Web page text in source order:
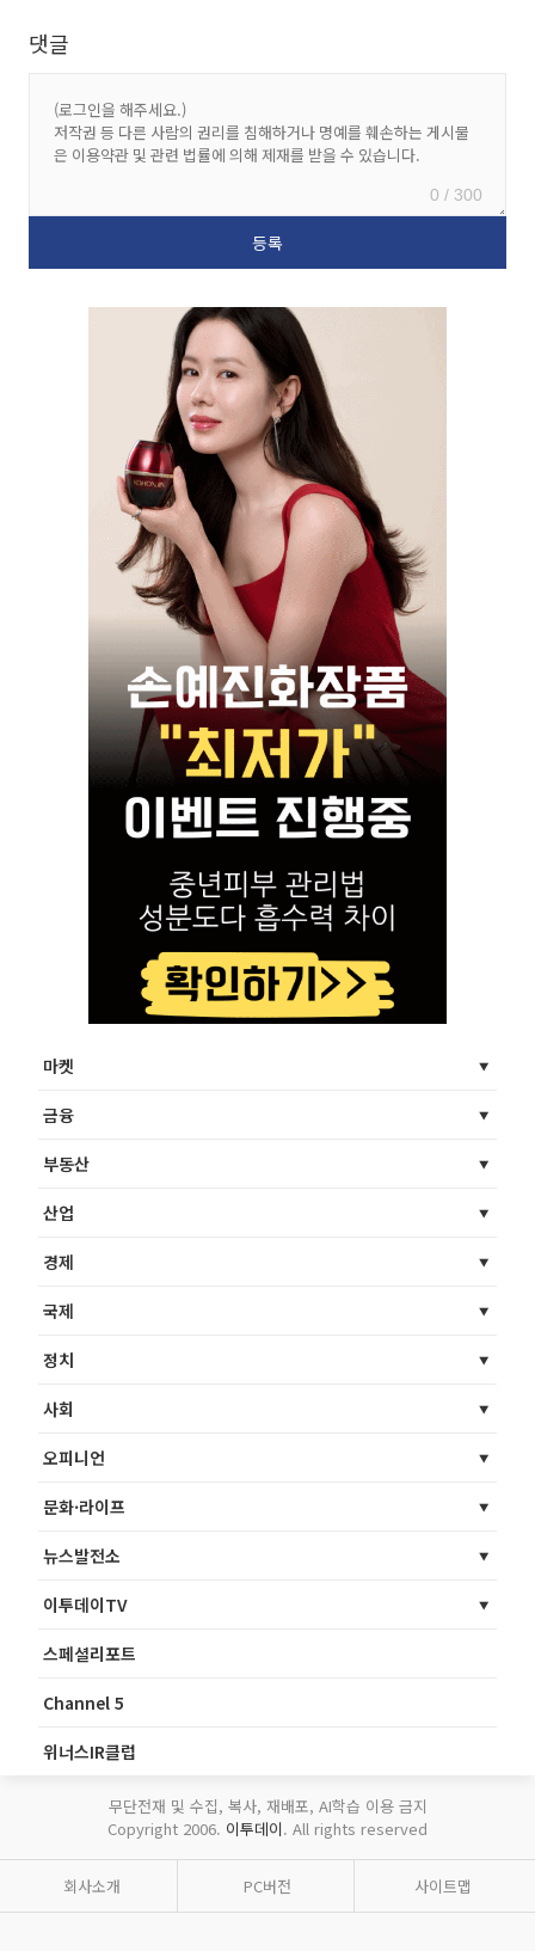
댓글
0 / 300
마켓
금융
부동산
산업
경제
국제
정치
사회
오피니언
문화·라이프
뉴스발전소
이투데이TV
스페셜리포트
Channel 5
위너스IR클럽
무단전재 및 수집, 복사, 재배포, AI학습 이용 금지
Copyright 2006. 이투데이. All rights reserved
회사소개 PC버전 사이트맵